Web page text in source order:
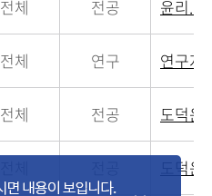
전체 전공 윤리.
전체 연구 연구지
전체 전공 도덕윤
도덕윤